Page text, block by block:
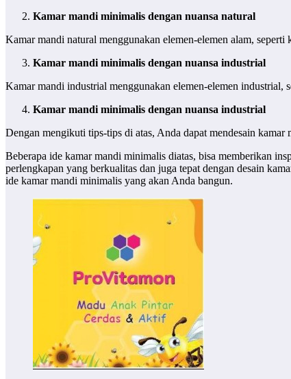
Kamar mandi minimalis dengan nuansa natural
Kamar mandi natural menggunakan elemen-elemen alam,
Kamar mandi minimalis dengan nuansa industrial
Kamar mandi industrial menggunakan elemen-elemen industrial,
Kamar mandi minimalis dengan nuansa industrial
Dengan mengikuti tips-tips di atas, Anda dapat mendesain
Beberapa ide kamar mandi minimalis diatas, bisa memberikan
perlengkapan yang berkualitas dan juga tepat dengan desain
ide kamar mandi minimalis yang akan Anda bangun.